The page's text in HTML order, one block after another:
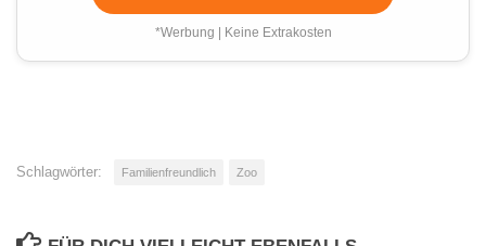
*Werbung | Keine Extrakosten
Schlagwörter: Familienfreundlich Zoo